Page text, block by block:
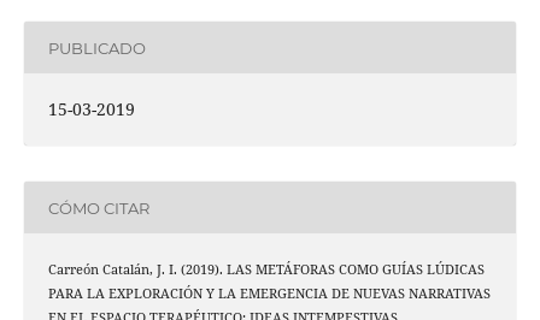
PUBLICADO
15-03-2019
CÓMO CITAR
Carreón Catalán, J. I. (2019). LAS METÁFORAS COMO GUÍAS LÚDICAS
PARA LA EXPLORACIÓN Y LA EMERGENCIA DE NUEVAS NARRATIVAS